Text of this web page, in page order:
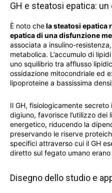
GH e steatosi epatica:
È noto chela steatosi epatica
epatica di una disfunzione
associata a insulino-
metabolica. L’accumulo di
uno squilibrio tra afflusso
ossidazione mitocondriale ed
lipoproteine a bassissima
Il GH, fisiologicamente
digiuno, favorisce l’utilizzo dei
energetico, riducendo la
preservando le riserve
specifici attraverso cui il GH
diretto sul fegato umano
Disegno dello studio e